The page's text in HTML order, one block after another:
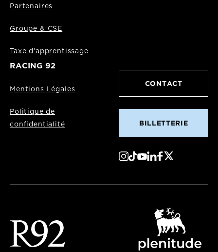
Partenaires
Groupe & CSE
Taxe d'apprentissage
RACING 92
Mentions Légales
Politique de
confidentialité
CONTACT
BILLETTERIE